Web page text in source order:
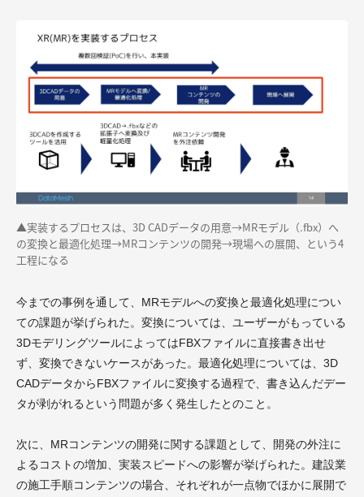
▲実装するプロセスは、3D CADデータの用意→MRモデル（.fbx）へ
の変換と最適化処理→MRコンテンツの開発→現場への展開、という4
工程になる
今までの事例を通して、MRモデルへの変換と最適化処理につい
ての課題が挙げられた。変換については、ユーザーがもっている
3DモデリングツールによってはFBXファイルに直接書き出せ
ず、変換できないケースがあった。最適化処理については、3D
CADデータからFBXファイルに変換する過程で、書き込んだデー
タが剥がれるという問題が多く発生したとのこと。
次に、MRコンテンツの開発に関する課題として、開発の外注に
よるコストの増加、実装スピードへの影響が挙げられた。建設業
の施工手順コンテンツの場合、それぞれが一点物でほかに展開で